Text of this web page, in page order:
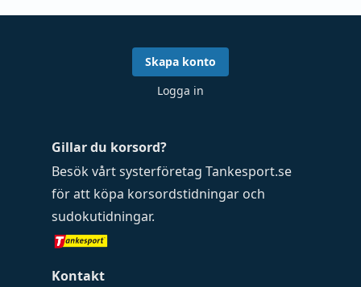
Gillar du korsord?
Besök vårt systerföretag Tankesport.se
för att köpa korsordstidningar och
sudokutidningar.
Kontakt
Skapa konto
Logga in